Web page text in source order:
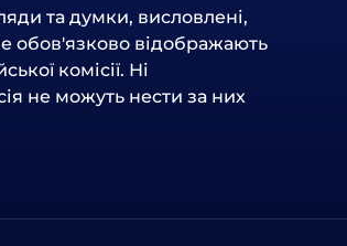
та думки, висловлені,
обов'язково відображають
комісії. Ні
не можуть нести за них